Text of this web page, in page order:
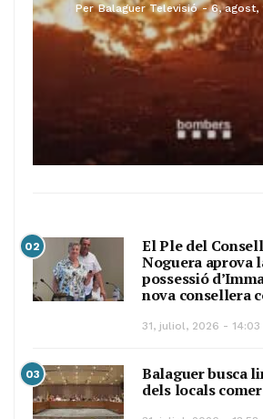
Per Balaguer Televisió 6, agost,
02
El Ple del
Noguera aprova
possessió
nova consellera
31, juliol, 2026 - 14:03
03
Balaguer busca
dels locals